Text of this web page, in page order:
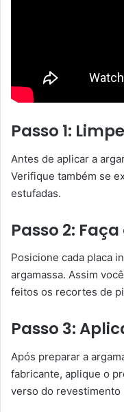
Passo 1:
Antes de aplicar a
Verifique também se
estufadas.
Passo 2:
Posicione cada placa
argamassa. Assim
feitos os recortes de
Passo 3:
Após preparar a
fabricante, aplique o
verso do revestimento